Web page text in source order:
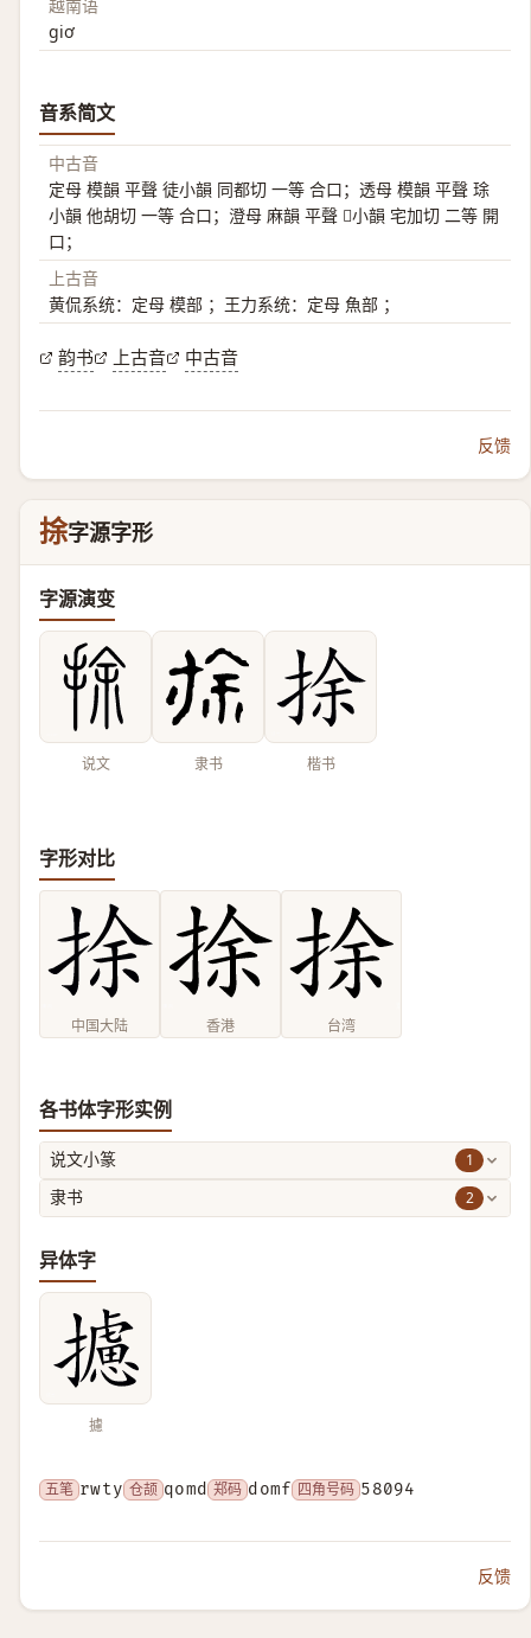
越南语
giơ
音系简文
中古音
定母 模韻 平聲 徒小韻 同都切 一等 合口；透母 模韻 平聲 㻌
小韻 他胡切 一等 合口；澄母 麻韻 平聲 𡨀小韻 宅加切 二等 開
口；
上古音
黄侃系统：定母 模部 ；王力系统：定母 魚部 ；
韵书 上古音 中古音
反馈
捈字源字形
字源演变
说文 隶书 楷书
字形对比
中国大陆 香港 台湾
各书体字形实例
说文小篆 1
隶书 2
异体字
攄
五笔 rwty 仓颉 qomd 郑码 domf 四角号码 58094
反馈